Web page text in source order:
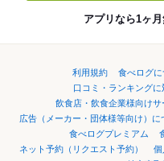
アプリなら1ヶ
利用規約 食べログに
口コミ・ランキング
飲食店・飲食企業様向けサ
広告（メーカー・団体様等向け）に
食べログプレミアム
ネット予約（リクエスト予約）
個